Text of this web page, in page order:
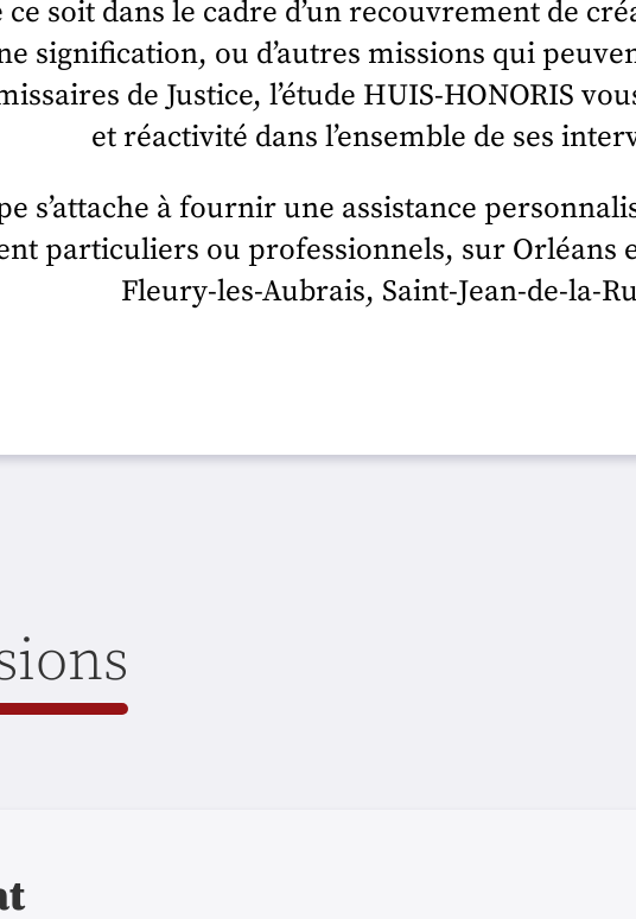
ce soit dans le cadre d’un recouvrement de
signification, ou d’autres missions qui
de Justice, l’étude HUIS-HONORIS
et réactivité dans l’ensemble de ses
s’attache à fournir une assistance
particuliers ou professionnels, sur Orléans
Fleury-les-Aubrais, Saint-Jean-de-la-